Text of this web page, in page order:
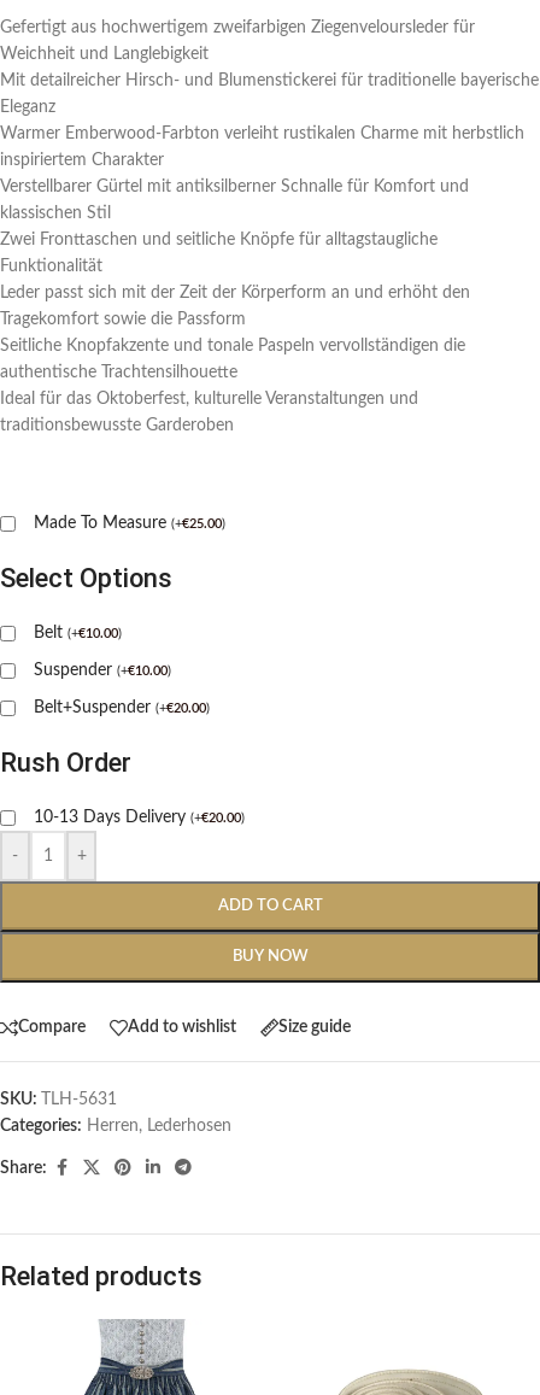
Gefertigt aus hochwertigem zweifarbigen Ziegenveloursleder für
Weichheit und Langlebigkeit
Mit detailreicher Hirsch- und Blumenstickerei für traditionelle bayerische
Eleganz
Warmer Emberwood-Farbton verleiht rustikalen Charme mit herbstlich
inspiriertem Charakter
Verstellbarer Gürtel mit antiksilberner Schnalle für Komfort und
klassischen Stil
Zwei Fronttaschen und seitliche Knöpfe für alltagstaugliche
Funktionalität
Leder passt sich mit der Zeit der Körperform an und erhöht den
Tragekomfort sowie die Passform
Seitliche Knopfakzente und tonale Paspeln vervollständigen die
authentische Trachtensilhouette
Ideal für das Oktoberfest, kulturelle Veranstaltungen und
traditionsbewusste Garderoben
Made To Measure (+€25.00)
Select Options
Belt (+€10.00)
Suspender (+€10.00)
Belt+Suspender (+€20.00)
Rush Order
10-13 Days Delivery (+€20.00)
- +
ADD TO CART
BUY NOW
Compare Add to wishlist Size guide
SKU:
TLH-5631
Categories: Herren, Lederhosen
Share:
Related products